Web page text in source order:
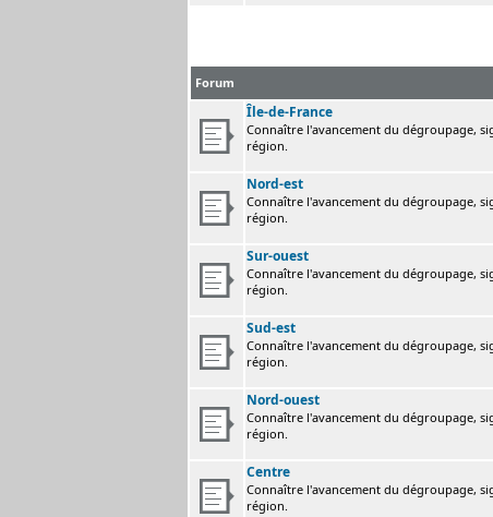
Forum
Île-de-France
Connaître l'avancement du dégroupage,
région.
Nord-est
Connaître l'avancement du dégroupage,
région.
Sur-ouest
Connaître l'avancement du dégroupage,
région.
Sud-est
Connaître l'avancement du dégroupage,
région.
Nord-ouest
Connaître l'avancement du dégroupage,
région.
Centre
Connaître l'avancement du dégroupage,
région.